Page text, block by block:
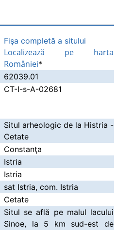
Fişa completă a sitului
Localizează pe harta
României*
62039.01
CT-I-s-A-02681
Situl arheologic de la Histria -
Cetate
Constanţa
Istria
Istria
sat Istria, com. Istria
Cetate
Situl se află pe malul lacului
Sinoe, la 5 km sud-est de